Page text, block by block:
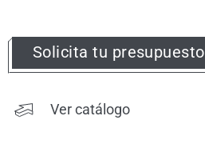
Solicita tu presupuesto
Ver catálogo